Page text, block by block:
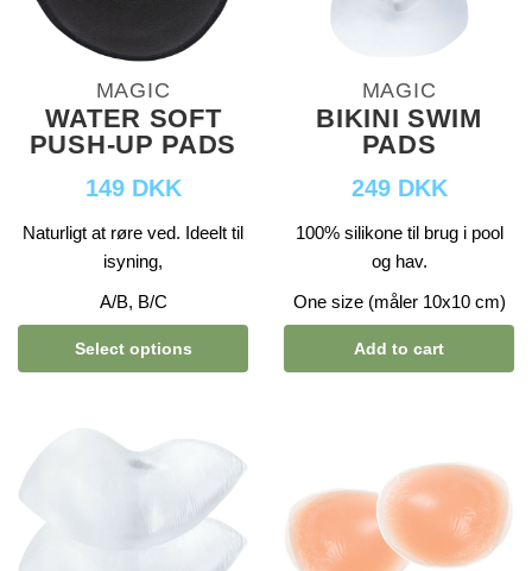
MAGIC
WATER SOFT
PUSH-UP PADS
149 DKK
Naturligt at røre ved. Ideelt til
isyning,
A/B, B/C
Select options
MAGIC
BIKINI SWIM
PADS
249 DKK
100% silikone til brug i pool
og hav.
One size (måler 10x10 cm)
Add to cart